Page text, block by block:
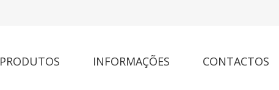
PRODUTOS INFORMAÇÕES CONTACTOS